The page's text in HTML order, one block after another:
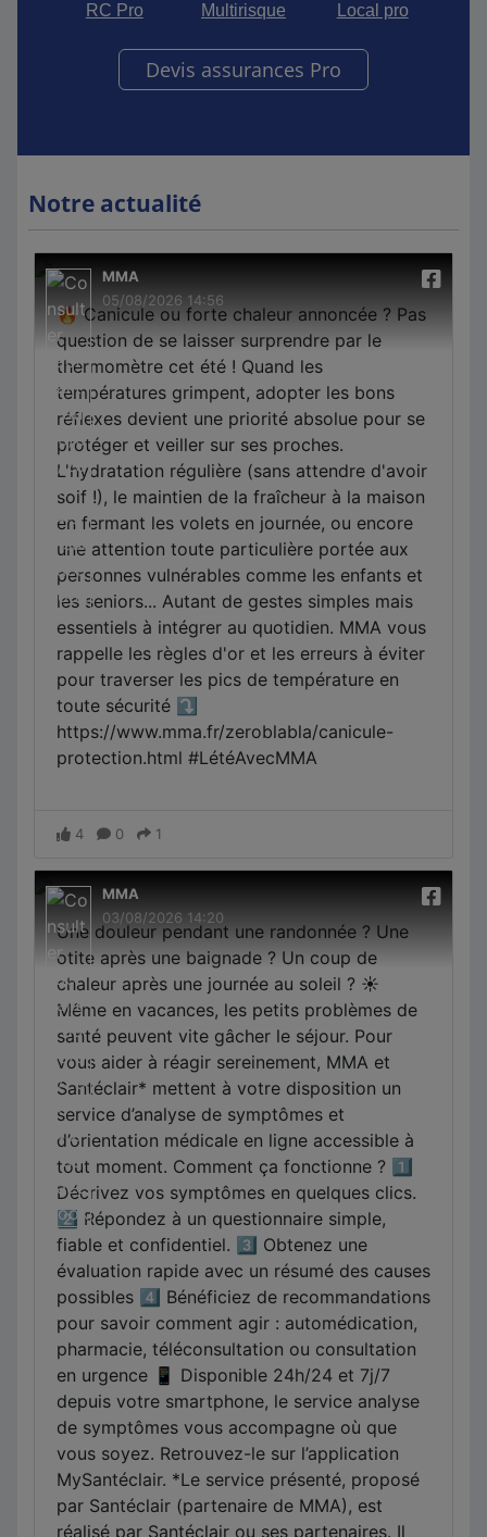
RC Pro Multirisque Local pro
Devis assurances Pro
Notre actualité